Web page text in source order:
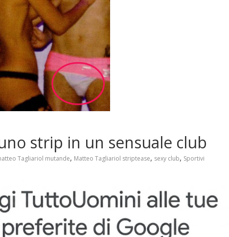
strip in un sensuale club
Tagliariol mutande, Matteo Tagliariol striptease, sexy club, Sportivi